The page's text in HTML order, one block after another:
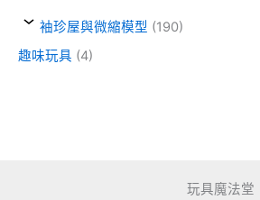
袖珍屋與微縮模型 (190)
趣味玩具 (4)
玩具魔法堂